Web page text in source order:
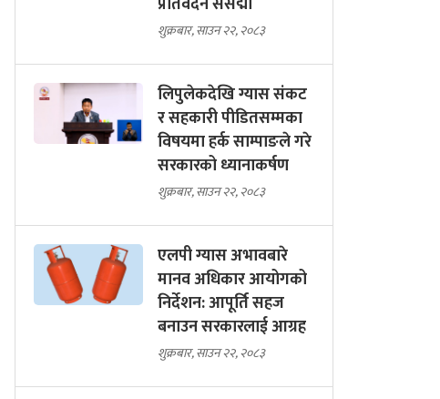
शुक्रबार, साउन २२, २०८३
लिपुलेकदेखि ग्यास संकट
र सहकारी पीडितसम्मका
विषयमा हर्क साम्पाङले गरे
सरकारको ध्यानाकर्षण
शुक्रबार, साउन २२, २०८३
एलपी ग्यास अभावबारे
मानव अधिकार आयोगको
निर्देशन: आपूर्ति सहज
बनाउन सरकारलाई आग्रह
शुक्रबार, साउन २२, २०८३